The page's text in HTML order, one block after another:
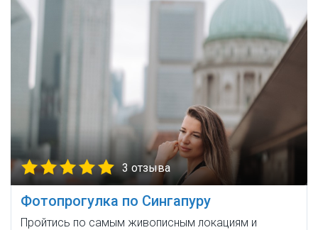
3 отзыва
Фотопрогулка по Сингапуру
Пройтись по самым живописным локациям и